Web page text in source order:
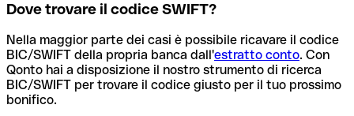
Dove trovare il codice SWIFT?
Nella maggior parte dei casi è possibile ricavare il codice
BIC/SWIFT della propria banca dall'estratto conto. Con
Qonto hai a disposizione il nostro strumento di ricerca
BIC/SWIFT per trovare il codice giusto per il tuo prossimo
bonifico.